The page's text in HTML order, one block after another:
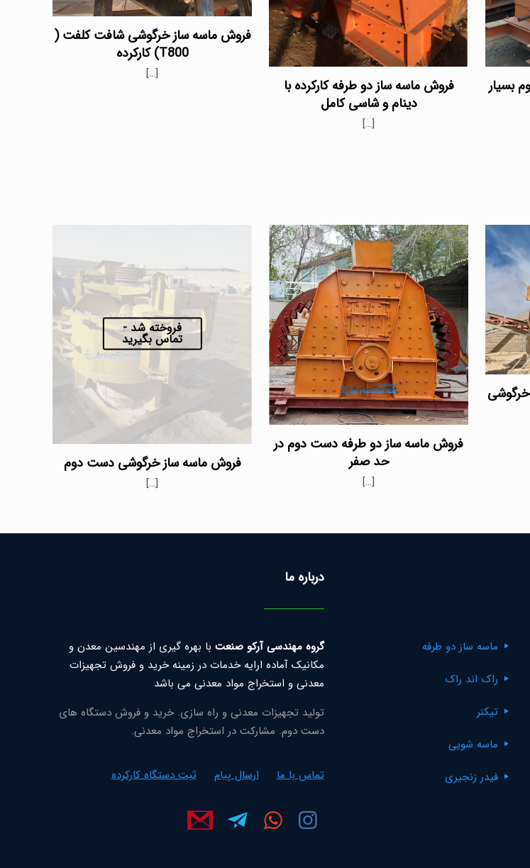
بسیار
فروش ماسه ساز دو طرفه کارکرده با
دینام و شاسی کامل
[…]
فروش ماسه ساز خرگوشی شافت کلفت (
T800) کارکرده
[…]
فروش ماسه ساز دو طرفه دست دوم در
حد صفر
[…]
فروخته شد -
تماس بگیرید
فروش ماسه ساز خرگوشی دست دوم
[…]
ماسه ساز دو طرفه
راک اند راک
تیکنر
ماسه شویی
فیدر زنجیری
درباره ما
گروه مهندسی آرکو صنعت با بهره گیری از مهندسین معدن و
مکانیک آماده ارایه خدمات در زمینه خرید و فروش تجهیزات
معدنی و استخراج مواد معدنی می باشد
تولید تجهیزات معدنی و راه سازی. خرید و فروش دستگاه های
دست دوم. مشارکت در استخراج مواد معدنی.
تماس با ما ارسال پیام ثبت دستگاه کارکرده